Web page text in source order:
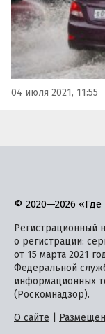
04 июля 2021, 11:55
© 2020—2026 «Где
Регистрационный
о регистрации:
от 15 марта 2021
Федеральной
информационных
(Роскомнадзор).
О сайте